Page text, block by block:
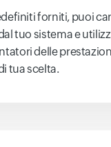
forniti, puoi
tuo sistema e
delle
tua scelta.